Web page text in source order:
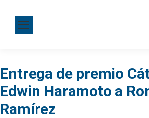
Entrega de premio
Edwin Haramoto a
Ramírez